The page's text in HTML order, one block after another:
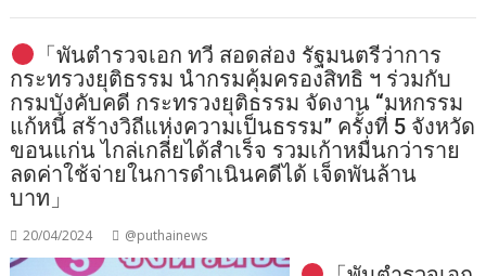
「พันตำรวจเอก ทวี สอดส่อง รัฐมนตรีว่าการ
กระทรวงยุติธรรม นำกรมคุ้มครองสิทธิ ฯ ร่วมกับ
กรมบังคับคดี กระทรวงยุติธรรม จัดงาน “มหกรรม
แก้หนี้ สร้างวิถีแห่งความเป็นธรรม” ครั้งที่ 5 จังหวัด
ขอนแก่น ไกล่เกลี่ยได้สำเร็จ รวมเก้าหมื่นกว่าราย
ลดค่าใช้จ่ายในการดำเนินคดีได้ เจ็ดพันล้าน
บาท」
20/04/2024 @puthainews